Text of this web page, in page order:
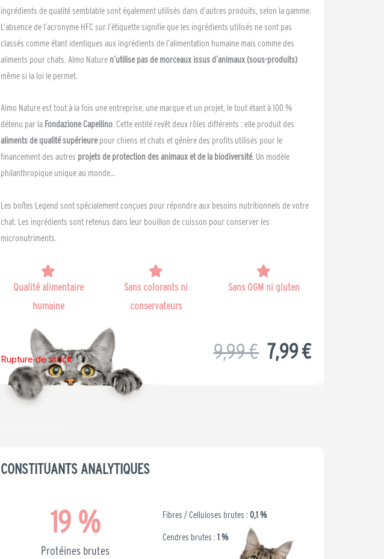
ingrédients de qualité semblable sont également utilisés dans d’autres produits, selon la gamme.
L’absence de l’acronyme HFC sur l’étiquette signifie que les ingrédients utilisés ne sont pas
classés comme étant identiques aux ingrédients de l’alimentation humaine mais comme des
aliments pour chats. Almo Nature n’utilise pas de morceaux issus d’animaux (sous-produits)
même si la loi le permet.
Almo Nature est tout à la fois une entreprise, une marque et un projet, le tout étant à 100 %
détenu par la Fondazione Capellino. Cette entité revêt deux rôles différents : elle produit des
aliments de qualité supérieurepour chiens et chats et génère des profits utilisés pour le
financement des autres projets de protection des animaux et de la biodiversité. Un modèle
philanthropique unique au monde…
Les boîtes Legend sont spécialement conçues pour répondre aux besoins nutritionnels de votre
chat. Les ingrédients sont retenus dans leur bouillon de cuisson pour conserver les
micronutriments.
Qualité alimentaire
humaine
Sans colorants ni
conservateurs
Sans OGM ni gluten
9,99€ Le
7,99€Le
Rupture de stock
CONSTITUANTS ANALYTIQUES
Protéines brutes
19 % Fibres / Celluloses brutes : 0,1 %
Cendres brutes : 1 %